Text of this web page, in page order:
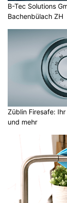
B-Tec Solutions
Bachenbülach ZH
Züblin Firesafe:
und mehr